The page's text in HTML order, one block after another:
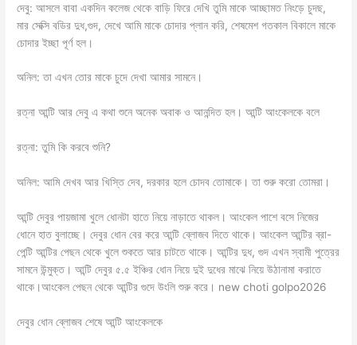
দেবু: আসলে বাবা একদিন কলেজ থেকে বাড়ি ফিরে দেখি তুমি মাকে আচ্ছামত নিংড়ে চুদছ,
মার সেক্সি বডির দুধ,গুদ, দেখে আমি মাকে চোদার প্লান করি, শেষমেশ গতকাল বিকালে মাকে
চোদার ইচ্ছা পূর্ণ হল।
অনিল: তা এখন তোর মাকে চুদে দেখা আমার সামনে।
রত্না আন্টি আর দেবু এ কথা শুনে অনেক অবাক ও আনন্দিত হল। আন্টি আংকেলকে বলে
রত্না: তুমি কি করবে শুনি?
অনিল: আমি দেখব আর খিস্তি দেব, দরকার হলে চোদব তোমাকে। তা শুরু করো তোমরা।
আন্টি দেবুর পায়জামা খুলে ধোনটা হাতে নিয়ে নাড়াতে থাকল। আংকেল পাশে বসে নিজের
ধোনে হাত বুলাচ্ছে। দেবুর ধোন বের করে আন্টি ব্লোজব দিতে থাকে। আংকেল আন্টির ব্রা-
পেন্টি আন্টির পেছন থেকে খুলে শুকতে আর চাটতে থাকে। আন্টির দুধ, গুদ এখন স্বামী পুত্রের
সামনে উন্মুক্ত। আন্টি দেবুর ৫.৫ ইঞ্চির ধোন নিয়ে দুই দুধের মাঝে নিয়ে উঠানামা করাতে
থাকে।আংকেল পেছন থেকে আন্টির গুদে উংলি শুরু করে। new choti golpo2026
দেবুর ধোন ব্লোজব শেষে আন্টি আংকেলকে